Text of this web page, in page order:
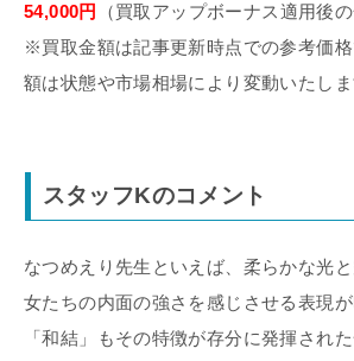
54,000円
（買取アップボーナス適用後の
※買取金額は記事更新時点での参考価
額は状態や市場相場により変動いたしま
スタッフKのコメント
なつめえり先生といえば、柔らかな光
女たちの内面の強さを感じさせる表現が
「和結」もその特徴が存分に発揮され